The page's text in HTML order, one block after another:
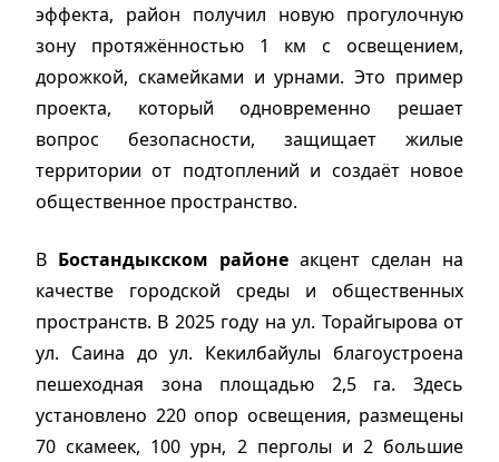
эффекта, район получил новую прогулочную
зону протяжённостью 1 км с освещением,
дорожкой, скамейками и урнами. Это пример
проекта, который одновременно решает
вопрос безопасности, защищает жилые
территории от подтоплений и создаёт новое
общественное пространство.
В Бостандыкском районе акцент сделан на
качестве городской среды и общественных
пространств. В 2025 году на ул. Торайгырова от
ул. Саина до ул. Кекилбайулы благоустроена
пешеходная зона площадью 2,5 га. Здесь
установлено 220 опор освещения, размещены
70 скамеек, 100 урн, 2 перголы и 2 большие